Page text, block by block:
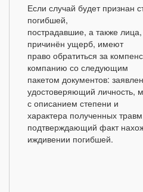
Если случай будет признан
погибшей,
пострадавшие, а также
причинён ущерб, имеют
право обратиться за
компанию со следующим
пакетом документов:
удостоверяющий личность,
с описанием степени и
характера полученных
подтверждающий факт
иждивении погибшей.